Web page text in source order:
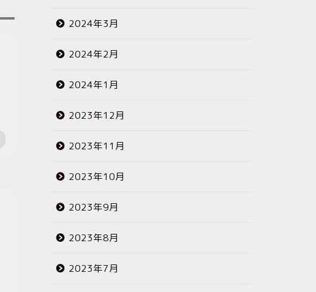
2024年3月
2024年2月
2024年1月
2023年12月
2023年11月
2023年10月
2023年9月
2023年8月
2023年7月